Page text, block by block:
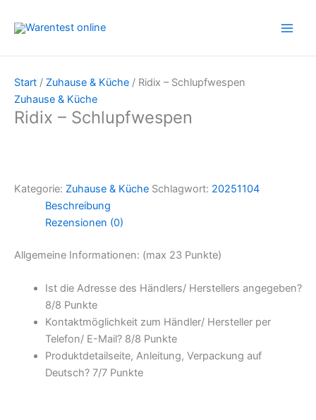
Inhalt
Start / Zuhause & Küche / Ridix – Schlupfwespen
Zuhause & Küche
Ridix – Schlupfwespen
Kategorie: Zuhause & Küche Schlagwort: 20251104
Beschreibung
Rezensionen (0)
Allgemeine Informationen: (max 23 Punkte)
Ist die Adresse des Händlers/ Herstellers angegeben?
8/8 Punkte
Kontaktmöglichkeit zum Händler/ Hersteller per
Telefon/ E-Mail? 8/8 Punkte
Produktdetailseite, Anleitung, Verpackung auf
Deutsch? 7/7 Punkte